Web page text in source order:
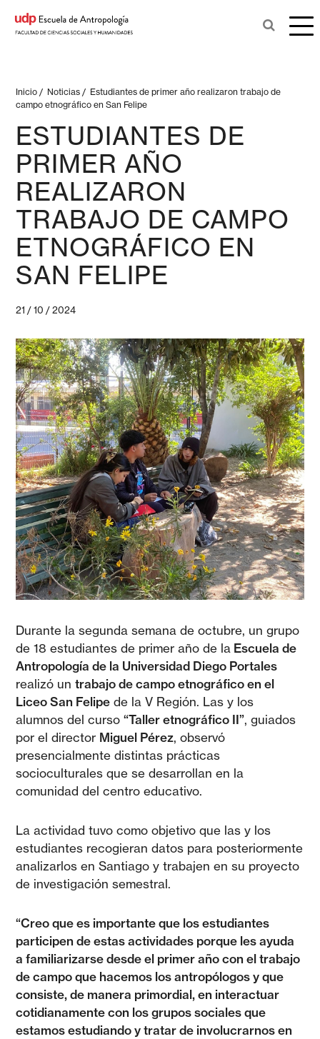
Inicio / Noticias / Estudiantes de primer año realizaron trabajo de
campo etnográfico en San Felipe
ESTUDIANTES DE
PRIMER AÑO
REALIZARON
TRABAJO DE CAMPO
ETNOGRÁFICO EN
SAN FELIPE
21 / 10 / 2024
Durante la segunda semana de octubre, un grupo
de 18 estudiantes de primer año de la Escuela de
Antropología de la Universidad Diego Portales
realizó untrabajo de campo etnográfico en el
Liceo San Felipe de la V Región. Las y los
alumnos del curso“Taller etnográfico II”, guiados
por el director Miguel Pérez, observó
presencialmente distintas prácticas
socioculturales que se desarrollan en la
comunidad del centro educativo.
La actividad tuvo como objetivo que las y los
estudiantes recogieran datos para posteriormente
analizarlos en Santiago y trabajen en su proyecto
de investigación semestral.
“Creo que es importante que los estudiantes
participen de estas actividades porque les ayuda
a familiarizarse desde el primer año con el trabajo
de campo que hacemos los antropólogos y que
consiste, de manera primordial, en interactuar
cotidianamente con los grupos sociales que
estamos estudiando y tratar de involucrarnos en